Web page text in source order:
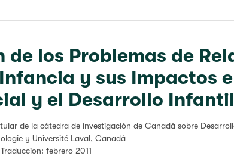
de los Problemas de
y sus Impactos
y el Desarrollo Infantil
de la cátedra de investigación de Canadá sobre
y Université Laval, Canadá
febrero 2011